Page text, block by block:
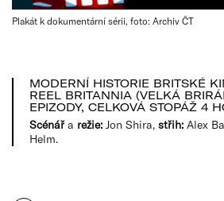
Plakát k dokumentární sérii, foto: Archiv ČT
MODERNÍ HISTORIE BRITSKÉ
REEL BRITANNIA (VELKÁ
EPIZODY, CELKOVÁ STOPÁŽ 4
Scénářa režie: Jon Shira, střih: Alex
Helm.